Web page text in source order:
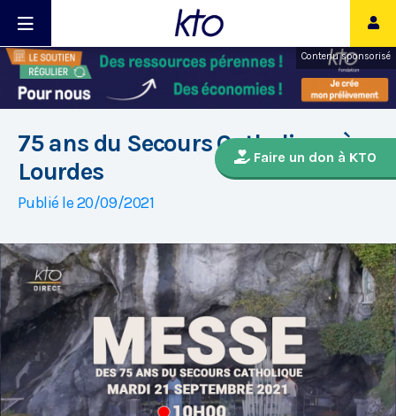
Contenu sponsorisé
Faire un don à KTO
75 ans du Secours Catholique à
Lourdes
Publié le 20/09/2021